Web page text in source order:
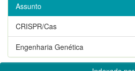
Assunto
CRISPR/Cas
Engenharia Genética